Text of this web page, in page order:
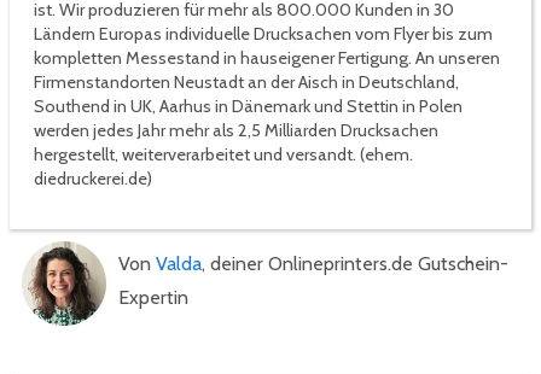
ist. Wir produzieren für mehr als 800.000 Kunden in 30
Ländern Europas individuelle Drucksachen vom Flyer bis zum
kompletten Messestand in hauseigener Fertigung. An unseren
Firmenstandorten Neustadt an der Aisch in Deutschland,
Southend in UK, Aarhus in Dänemark und Stettin in Polen
werden jedes Jahr mehr als 2,5 Milliarden Drucksachen
hergestellt, weiterverarbeitet und versandt. (ehem.
diedruckerei.de)
Von Valda, deiner Onlineprinters.de Gutschein-
Expertin